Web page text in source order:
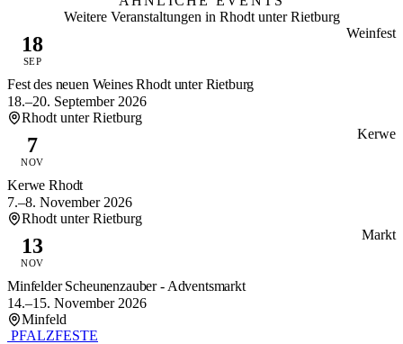
Weitere Veranstaltungen in Rhodt unter Rietburg
18
SEP
Weinfest
Fest des neuen Weines Rhodt unter Rietburg
18.–20. September 2026
Rhodt unter Rietburg
7
NOV
Kerwe
Kerwe Rhodt
7.–8. November 2026
Rhodt unter Rietburg
13
NOV
Markt
Minfelder Scheunenzauber - Adventsmarkt
14.–15. November 2026
Minfeld
PFALZFESTE